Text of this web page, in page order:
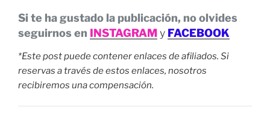
Si te ha gustado la publicación, no olvides
seguirnos en INSTAGRAMy FACEBOOK
*Este post puede contener enlaces de afiliados. Si
reservas a través de estos enlaces, nosotros
recibiremos una compensación.